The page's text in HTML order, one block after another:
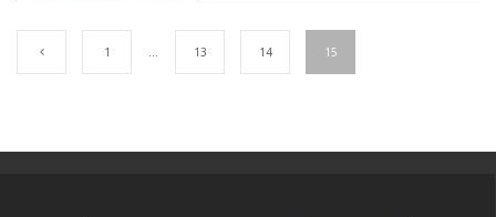
1 … 13 14 15